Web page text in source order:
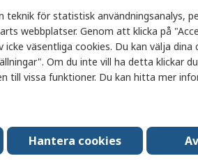
Värde
EDAC
5
1
2mm
teknik för statistisk användningsanalys,
webbplatser. Genom att klicka på
icke väsentliga cookies. Du kan välja
Om du inte vill ha detta klickar
till vissa funktioner. Du kan hitta mer
Hantera cookies